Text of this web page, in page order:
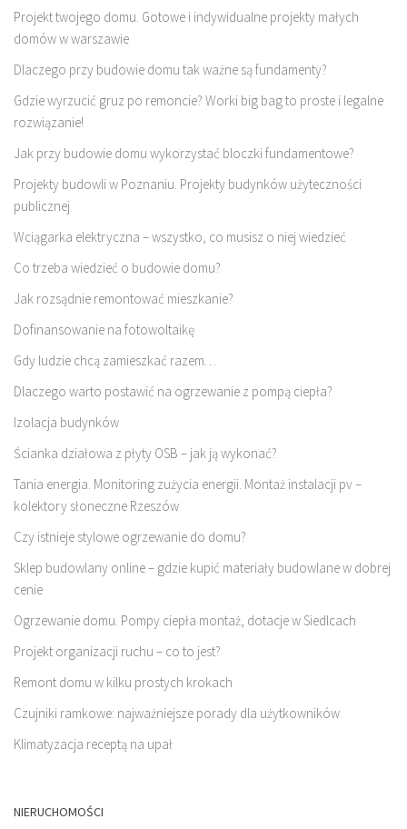
Projekt twojego domu. Gotowe i indywidualne projekty małych
domów w warszawie
Dlaczego przy budowie domu tak ważne są fundamenty?
Gdzie wyrzucić gruz po remoncie? Worki big bag to proste i legalne
rozwiązanie!
Jak przy budowie domu wykorzystać bloczki fundamentowe?
Projekty budowli w Poznaniu. Projekty budynków użyteczności
publicznej
Wciągarka elektryczna – wszystko, co musisz o niej wiedzieć
Co trzeba wiedzieć o budowie domu?
Jak rozsądnie remontować mieszkanie?
Dofinansowanie na fotowoltaikę
Gdy ludzie chcą zamieszkać razem…
Dlaczego warto postawić na ogrzewanie z pompą ciepła?
Izolacja budynków
Ścianka działowa z płyty OSB – jak ją wykonać?
Tania energia. Monitoring zużycia energii. Montaż instalacji pv –
kolektory słoneczne Rzeszów
Czy istnieje stylowe ogrzewanie do domu?
Sklep budowlany online – gdzie kupić materiały budowlane w dobrej
cenie
Ogrzewanie domu. Pompy ciepła montaż, dotacje w Siedlcach
Projekt organizacji ruchu – co to jest?
Remont domu w kilku prostych krokach
Czujniki ramkowe: najważniejsze porady dla użytkowników
Klimatyzacja receptą na upał
NIERUCHOMOŚCI